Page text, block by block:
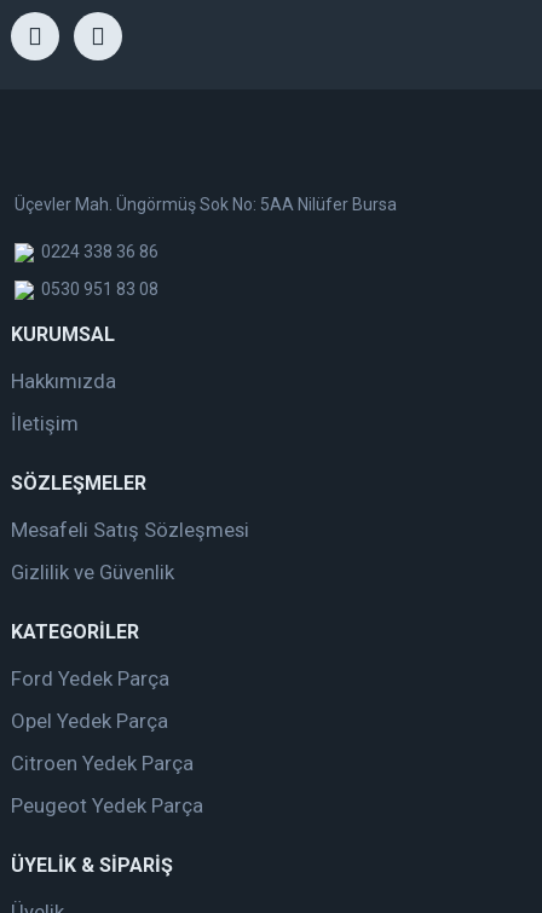
Üçevler Mah. Üngörmüş Sok No: 5AA Nilüfer Bursa
0224 338 36 86
0530 951 83 08
KURUMSAL
Hakkımızda
İletişim
SÖZLEŞMELER
Mesafeli Satış Sözleşmesi
Gizlilik ve Güvenlik
KATEGORİLER
Ford Yedek Parça
Opel Yedek Parça
Citroen Yedek Parça
Peugeot Yedek Parça
ÜYELİK & SİPARİŞ